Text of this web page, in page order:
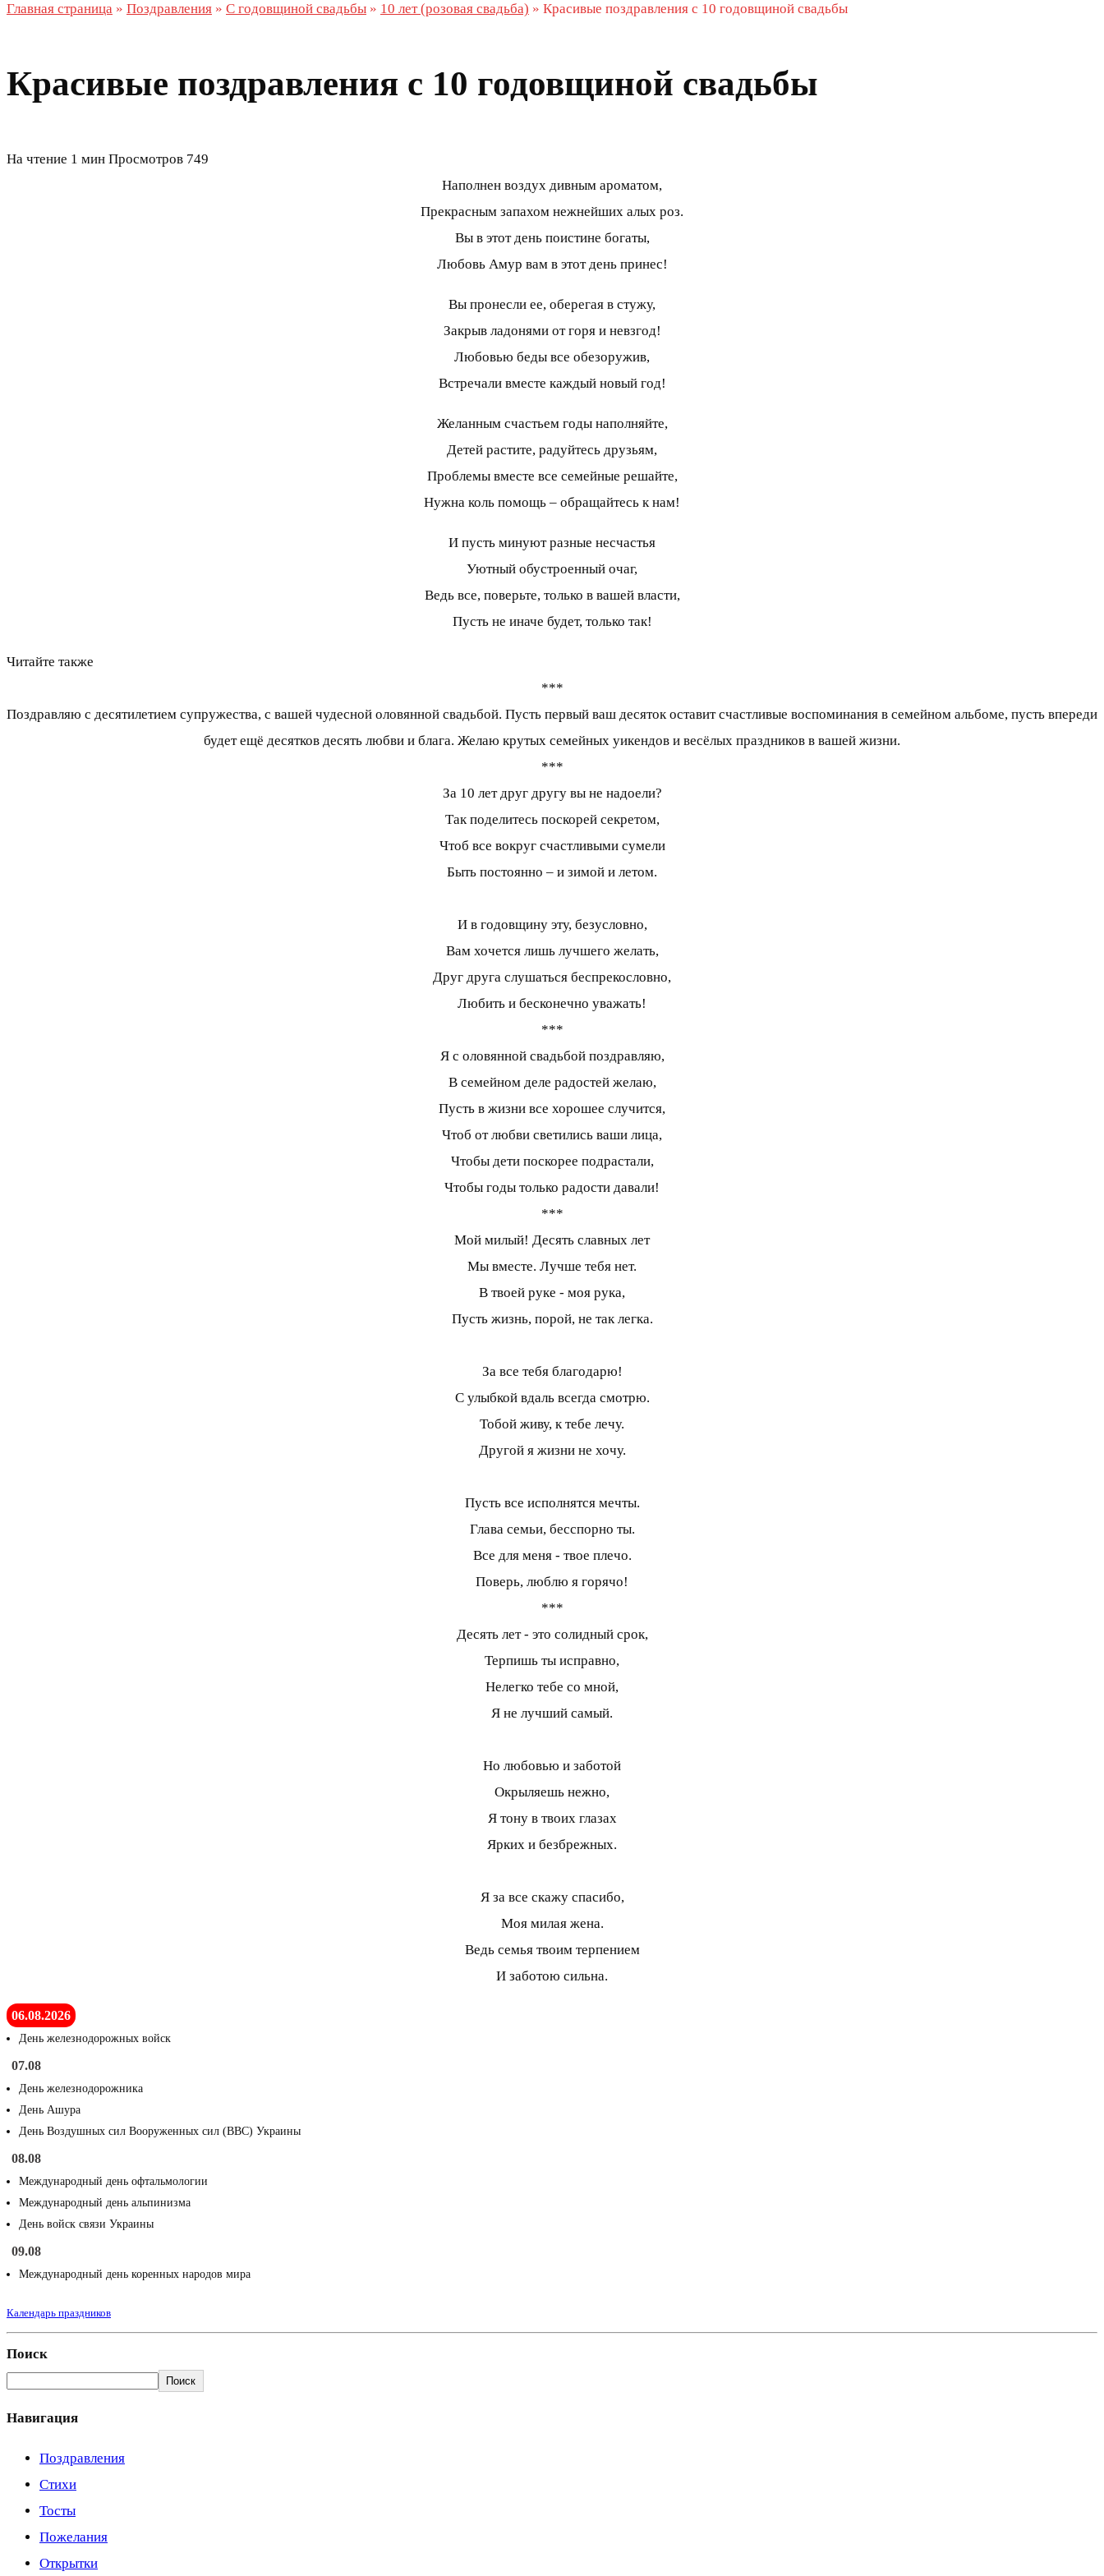
Главная страница » Поздравления » С годовщиной свадьбы » 10 лет (розовая свадьба) » Красивые поздравления с 10 годовщиной свадьбы
Красивые поздравления с 10 годовщиной свадьбы
На чтение 1 мин Просмотров 749
Наполнен воздух дивным ароматом,
Прекрасным запахом нежнейших алых роз.
Вы в этот день поистине богаты,
Любовь Амур вам в этот день принес!
Вы пронесли ее, оберегая в стужу,
Закрыв ладонями от горя и невзгод!
Любовью беды все обезоружив,
Встречали вместе каждый новый год!
Желанным счастьем годы наполняйте,
Детей растите, радуйтесь друзьям,
Проблемы вместе все семейные решайте,
Нужна коль помощь – обращайтесь к нам!
И пусть минуют разные несчастья
Уютный обустроенный очаг,
Ведь все, поверьте, только в вашей власти,
Пусть не иначе будет, только так!
Читайте также
***
Поздравляю с десятилетием супружества, с вашей чудесной оловянной свадьбой. Пусть первый ваш десяток оставит счастливые воспоминания в семейном альбоме, пусть впереди
будет ещё десятков десять любви и блага. Желаю крутых семейных уикендов и весёлых праздников в вашей жизни.
***
За 10 лет друг другу вы не надоели?
Так поделитесь поскорей секретом,
Чтоб все вокруг счастливыми сумели
Быть постоянно – и зимой и летом.
И в годовщину эту, безусловно,
Вам хочется лишь лучшего желать,
Друг друга слушаться беспрекословно,
Любить и бесконечно уважать!
***
Я с оловянной свадьбой поздравляю,
В семейном деле радостей желаю,
Пусть в жизни все хорошее случится,
Чтоб от любви светились ваши лица,
Чтобы дети поскорее подрастали,
Чтобы годы только радости давали!
***
Мой милый! Десять славных лет
Мы вместе. Лучше тебя нет.
В твоей руке - моя рука,
Пусть жизнь, порой, не так легка.
За все тебя благодарю!
С улыбкой вдаль всегда смотрю.
Тобой живу, к тебе лечу.
Другой я жизни не хочу.
Пусть все исполнятся мечты.
Глава семьи, бесспорно ты.
Все для меня - твое плечо.
Поверь, люблю я горячо!
***
Десять лет - это солидный срок,
Терпишь ты исправно,
Нелегко тебе со мной,
Я не лучший самый.
Но любовью и заботой
Окрыляешь нежно,
Я тону в твоих глазах
Ярких и безбрежных.
Я за все скажу спасибо,
Моя милая жена.
Ведь семья твоим терпением
И заботою сильна.
06.08.2026
День железнодорожных войск
07.08
День железнодорожника
День Ашура
День Воздушных сил Вооруженных сил (ВВС) Украины
08.08
Международный день офтальмологии
Международный день альпинизма
День войск связи Украины
09.08
Международный день коренных народов мира
Календарь праздников
Поиск
Поиск
Навигация
Поздравления
Стихи
Тосты
Пожелания
Открытки